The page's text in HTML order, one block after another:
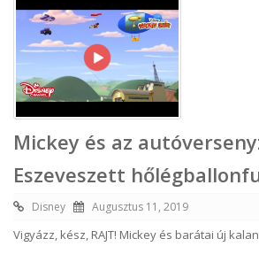
Mickey és az
Eszeveszett
Disney Augusztus 11, 2019
Vigyázz, kész, RAJT! Mickey és barátai új